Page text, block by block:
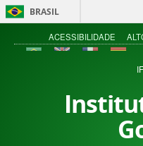
BRASIL
ACESSIBILIDADE